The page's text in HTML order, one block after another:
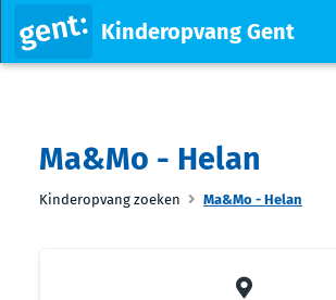
Kinderopvang Gent
Ma&Mo - Helan
Kinderopvang zoeken Ma&Mo - Helan